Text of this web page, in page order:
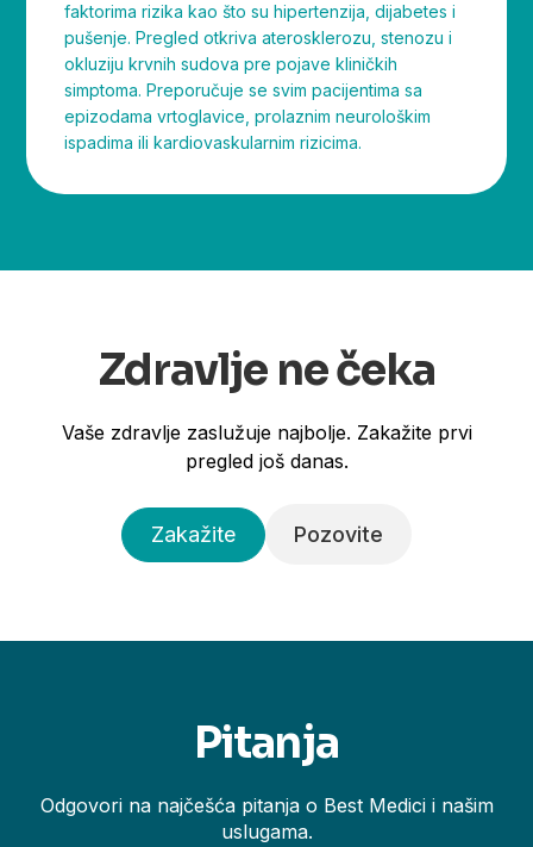
faktorima rizika kao što su hipertenzija, dijabetes i
pušenje. Pregled otkriva aterosklerozu, stenozu i
okluziju krvnih sudova pre pojave kliničkih
simptoma. Preporučuje se svim pacijentima sa
epizodama vrtoglavice, prolaznim neurološkim
ispadima ili kardiovaskularnim rizicima.
Zdravlje ne čeka
Vaše zdravlje zaslužuje najbolje. Zakažite prvi
pregled još danas.
Zakažite Pozovite
Pitanja
Odgovori na najčešća pitanja o Best Medici i našim
uslugama.